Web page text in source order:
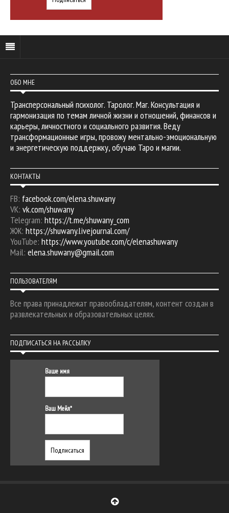
ОБО МНЕ
Трансперсональный психолог. Таролог. Маг. Консультация и
гармонизация по темам личной жизни и отношений, финансов и
карьеры, личностного и социального развития. Веду
трансформационные игры, провожу ментально-эмоциональную
и энергетическую поддержку, обучаю Таро и магии.
КОНТАКТЫ
FB: facebook.com/elena.shuwany
VK: vk.com/shuwany
Telegram: https://t.me/shuwany_com
ЖЖ: https://shuwany.livejournal.com/
YouTube: https://www.youtube.com/c/elenashuwany
Mail: elena.shuwany@gmail.com
ПОЛЬЗОВАТЕЛЯМ
Все права принадлежат правообладателям, контент создан в
развлекательных и образовательных целях.
ПОДПИСАТЬСЯ НА РАССЫЛКУ
Ваше имя
Ваш Мейл*